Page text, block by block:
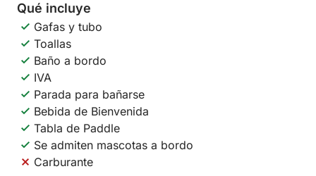
Qué incluye
Gafas y tubo
Toallas
Baño a bordo
IVA
Parada para bañarse
Bebida de Bienvenida
Tabla de Paddle
Se admiten mascotas a bordo
Carburante